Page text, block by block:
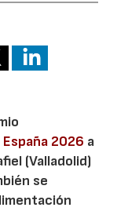
2026 a
(Valladolid)
se